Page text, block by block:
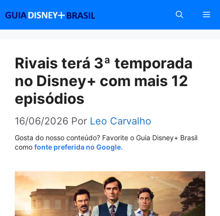
conteúdo
Rivais terá 3ª temporada
no Disney+ com mais 12
episódios
16/06/2026 Por Leo Carvalho
Gosta do nosso conteúdo? Favorite o Guia Disney+ Brasil
como fonte preferida no Google.